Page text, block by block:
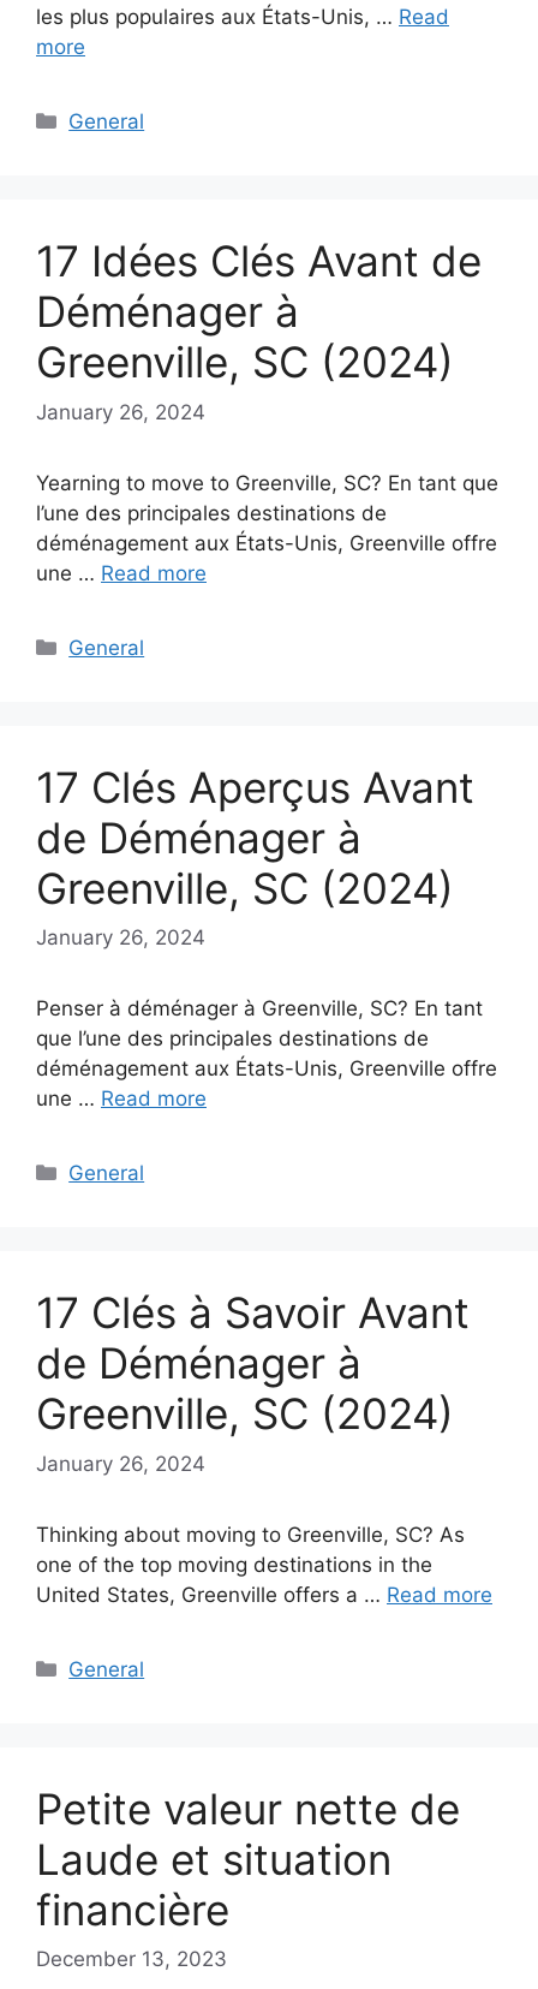
les plus populaires aux États-Unis, … Read
more
Categories
General
17 Idées Clés Avant de
Déménager à
Greenville, SC (2024)
January 26, 2024
Yearning to move to Greenville, SC? En tant que
l’une des principales destinations de
déménagement aux États-Unis, Greenville offre
une … Read more
Categories
General
17 Clés Aperçus Avant
de Déménager à
Greenville, SC (2024)
January 26, 2024
Penser à déménager à Greenville, SC? En tant
que l’une des principales destinations de
déménagement aux États-Unis, Greenville offre
une … Read more
Categories
General
17 Clés à Savoir Avant
de Déménager à
Greenville, SC (2024)
January 26, 2024
Thinking about moving to Greenville, SC? As
one of the top moving destinations in the
United States, Greenville offers a … Read more
Categories
General
Petite valeur nette de
Laude et situation
financière
December 13, 2023